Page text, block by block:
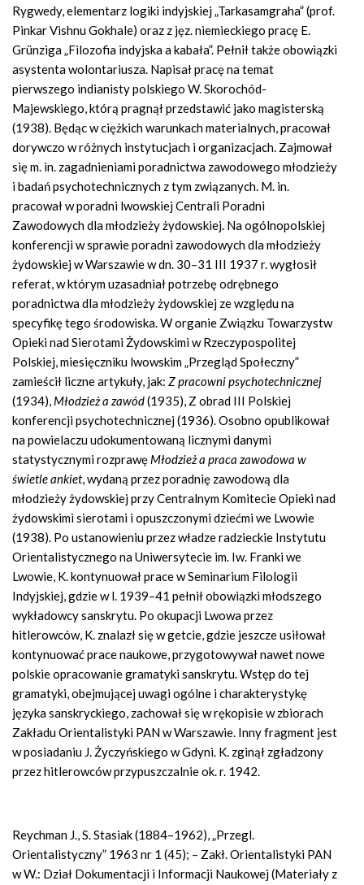
Rygwedy, elementarz logiki indyjskiej „Tarkasamgraha” (prof.
Pinkar Vishnu Gokhale) oraz z jęz. niemieckiego pracę E.
Grünziga „Filozofia indyjska a kabała”. Pełnił także obowiązki
asystenta wolontariusza. Napisał pracę na temat
pierwszego indianisty polskiego W. Skorochód-
Majewskiego, którą pragnął przedstawić jako magisterską
(1938). Będąc w ciężkich warunkach materialnych, pracował
dorywczo w różnych instytucjach i organizacjach. Zajmował
się m. in. zagadnieniami poradnictwa zawodowego młodzieży
i badań psychotechnicznych z tym związanych. M. in.
pracował w poradni lwowskiej Centrali Poradni
Zawodowych dla młodzieży żydowskiej. Na ogólnopolskiej
konferencji w sprawie poradni zawodowych dla młodzieży
żydowskiej w Warszawie w dn. 30–31 III 1937 r. wygłosił
referat, w którym uzasadniał potrzebę odrębnego
poradnictwa dla młodzieży żydowskiej ze względu na
specyfikę tego środowiska. W organie Związku Towarzystw
Opieki nad Sierotami Żydowskimi w Rzeczypospolitej
Polskiej, miesięczniku lwowskim „Przegląd Społeczny”
zamieścił liczne artykuły, jak: Z pracowni psychotechnicznej
(1934), Młodzież a zawód(1935), Z obrad III Polskiej
konferencji psychotechnicznej (1936). Osobno opublikował
na powielaczu udokumentowaną licznymi danymi
statystycznymi rozprawę Młodzież a praca zawodowa w
świetle ankiet, wydaną przez poradnię zawodową dla
młodzieży żydowskiej przy Centralnym Komitecie Opieki nad
żydowskimi sierotami i opuszczonymi dziećmi we Lwowie
(1938). Po ustanowieniu przez władze radzieckie Instytutu
Orientalistycznego na Uniwersytecie im. Iw. Franki we
Lwowie, K. kontynuował prace w Seminarium Filologii
Indyjskiej, gdzie w l. 1939–41 pełnił obowiązki młodszego
wykładowcy sanskrytu. Po okupacji Lwowa przez
hitlerowców, K. znalazł się w getcie, gdzie jeszcze usiłował
kontynuować prace naukowe, przygotowywał nawet nowe
polskie opracowanie gramatyki sanskrytu. Wstęp do tej
gramatyki, obejmującej uwagi ogólne i charakterystykę
języka sanskryckiego, zachował się w rękopisie w zbiorach
Zakładu Orientalistyki PAN w Warszawie. Inny fragment jest
w posiadaniu J. Życzyńskiego w Gdyni. K. zginął zgładzony
przez hitlerowców przypuszczalnie ok. r. 1942.
Reychman J., S. Stasiak (1884–1962), „Przegl.
Orientalistyczny” 1963 nr 1 (45); – Zakł. Orientalistyki PAN
w W.: Dział Dokumentacji i Informacji Naukowej (Materiały z